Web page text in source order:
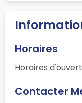
Horaires
Horaires
Contacter